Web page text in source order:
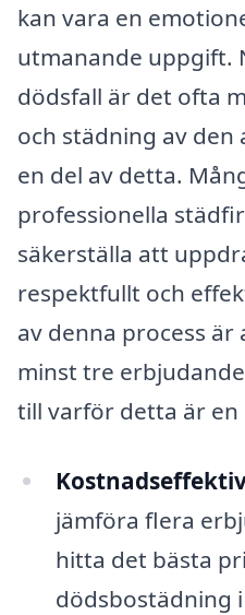
kan vara en
utmanande uppgift.
dödsfall är det ofta
och städning av
en del av detta.
professionella
säkerställa att
respektfullt och
av denna process
minst tre
till varför detta är en
jämföra flera
hitta det bästa
dödsbostädning i